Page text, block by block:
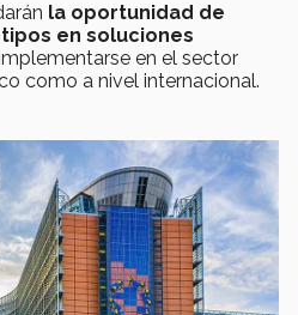
la oportunidad de
en soluciones
en el sector
como a nivel internacional.